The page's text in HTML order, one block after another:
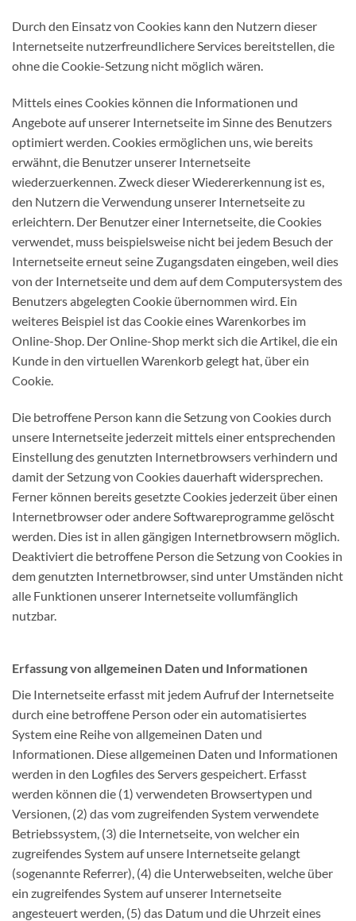
Durch den Einsatz von Cookies kann den Nutzern dieser
Internetseite nutzerfreundlichere Services bereitstellen, die
ohne die Cookie-Setzung nicht möglich wären.
Mittels eines Cookies können die Informationen und
Angebote auf unserer Internetseite im Sinne des Benutzers
optimiert werden. Cookies ermöglichen uns, wie bereits
erwähnt, die Benutzer unserer Internetseite
wiederzuerkennen. Zweck dieser Wiedererkennung ist es,
den Nutzern die Verwendung unserer Internetseite zu
erleichtern. Der Benutzer einer Internetseite, die Cookies
verwendet, muss beispielsweise nicht bei jedem Besuch der
Internetseite erneut seine Zugangsdaten eingeben, weil dies
von der Internetseite und dem auf dem Computersystem des
Benutzers abgelegten Cookie übernommen wird. Ein
weiteres Beispiel ist das Cookie eines Warenkorbes im
Online-Shop. Der Online-Shop merkt sich die Artikel, die ein
Kunde in den virtuellen Warenkorb gelegt hat, über ein
Cookie.
Die betroffene Person kann die Setzung von Cookies durch
unsere Internetseite jederzeit mittels einer entsprechenden
Einstellung des genutzten Internetbrowsers verhindern und
damit der Setzung von Cookies dauerhaft widersprechen.
Ferner können bereits gesetzte Cookies jederzeit über einen
Internetbrowser oder andere Softwareprogramme gelöscht
werden. Dies ist in allen gängigen Internetbrowsern möglich.
Deaktiviert die betroffene Person die Setzung von Cookies in
dem genutzten Internetbrowser, sind unter Umständen nicht
alle Funktionen unserer Internetseite vollumfänglich
nutzbar.
Erfassung von allgemeinen Daten und Informationen
Die Internetseite erfasst mit jedem Aufruf der Internetseite
durch eine betroffene Person oder ein automatisiertes
System eine Reihe von allgemeinen Daten und
Informationen. Diese allgemeinen Daten und Informationen
werden in den Logfiles des Servers gespeichert. Erfasst
werden können die (1) verwendeten Browsertypen und
Versionen, (2) das vom zugreifenden System verwendete
Betriebssystem, (3) die Internetseite, von welcher ein
zugreifendes System auf unsere Internetseite gelangt
(sogenannte Referrer), (4) die Unterwebseiten, welche über
ein zugreifendes System auf unserer Internetseite
angesteuert werden, (5) das Datum und die Uhrzeit eines